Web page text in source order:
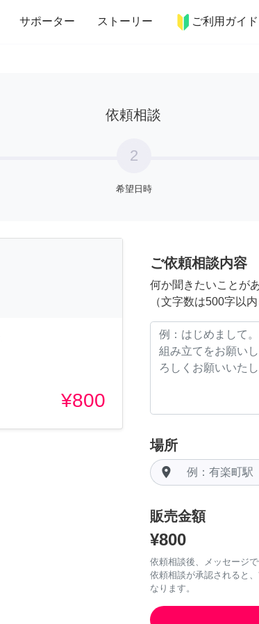
サポーター ストーリー ご利用ガイド
ンテリア 趣味・習い事 ペット 料理
依頼相談
2
希望日時
¥800
ご依頼相談内容
何か聞きたいことが
（文字数は500字以内
場所
room
販売金額
¥800
依頼相談後、メッセージ
依頼相談が承認されると
なります。